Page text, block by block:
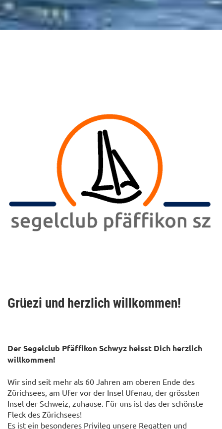
Grüezi und herzlich willkommen!
Der Segelclub Pfäffikon Schwyz heisst Dich herzlich
willkommen!
Wir sind seit mehr als 60 Jahren am oberen Ende des
Zürichsees, am Ufer vor der Insel Ufenau, der grössten
Insel der Schweiz, zuhause. Für uns ist das der schönste
Fleck des Zürichsees!
Es ist ein besonderes Privileg unsere Regatten und